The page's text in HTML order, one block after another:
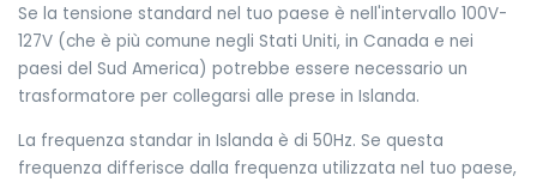
Se la tensione standard nel tuo paese è nell'intervallo 100V-
127V (che è più comune negli Stati Uniti, in Canada e nei
paesi del Sud America) potrebbe essere necessario un
trasformatore per collegarsi alle prese in Islanda.
La frequenza standar in Islanda è di 50Hz. Se questa
frequenza differisce dalla frequenza utilizzata nel tuo paese,